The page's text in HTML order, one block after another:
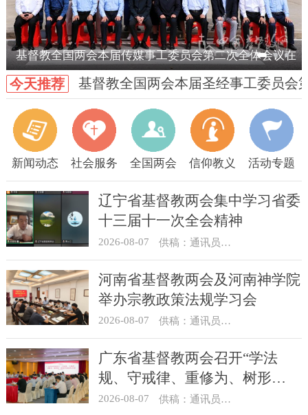
基督教全国两会本届传媒事工委员会第二次全体会议在
武汉召开
今天推荐 基督教全国两会本届圣经事工委员会
新闻动态 社会服务 全国两会 信仰教义 活动专题
辽宁省基督教两会集中学习省委
十三届十一次全会精神
2026-08-07 供稿：通讯员 顾利民
河南省基督教两会及河南神学院
举办宗教政策法规学习会
2026-08-07 供稿：通讯员 靳新元
广东省基督教两会召开“学法
规、守戒律、重修为、树形
象”教育活动总结会议
2026-08-07 供稿：通讯员 汪浩